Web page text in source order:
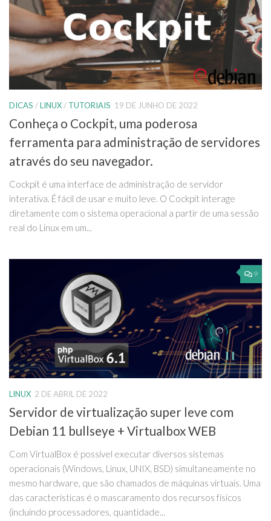
DICAS /LINUX/ TUTORIAIS 19 DE JUNHO DE 2022
Conheça o Cockpit, uma poderosa
ferramenta para administração de servidores
através do seu navegador.
Cockpit é uma interface de administração de servidor
interativa. É fácil de usar e muito leve. O Cockpit interage
diretamente com o sistema operacional a partir de uma sessão
real do Linux em um...
9
LINUX 2 DE ABRIL DE 2022
Servidor de virtualização super leve com
Debian 11 bullseye + Virtualbox WEB
Com VirtualBox é possível executar diversos sistemas
operacionais (Windows, Linux, UNIX, BSD) simultaneamente no
mesmo hardware, que são chamados de máquinas virtuais. Uma
das características é o mascaramento dos recursos físicos
(incluindo processadores, quantidade...